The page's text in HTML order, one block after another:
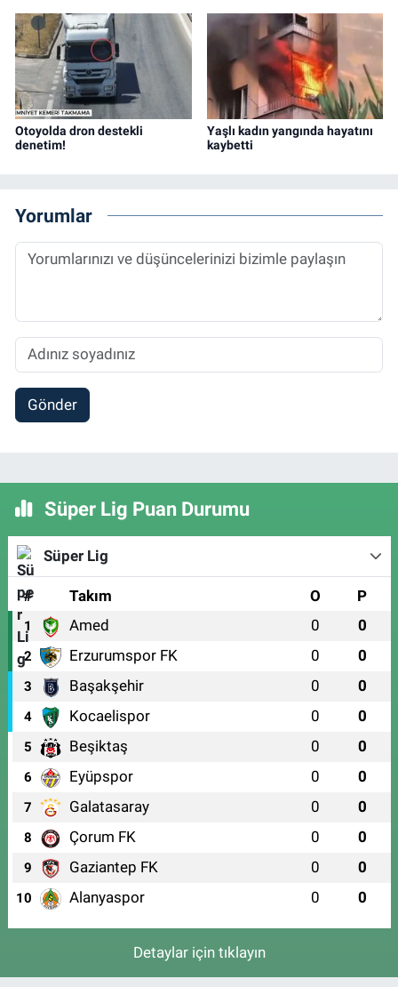
Otoyolda dron destekli
denetim!
Yaşlı kadın yangında hayatını
kaybetti
Yorumlar
Gönder
Süper Lig Puan Durumu
Süper Lig
# Takım O P
1 Amed 0 0
2 Erzurumspor FK 0 0
3 Başakşehir 0 0
4 Kocaelispor 0 0
5 Beşiktaş 0 0
6 Eyüpspor 0 0
7 Galatasaray 0 0
8 Çorum FK 0 0
9 Gaziantep FK 0 0
10 Alanyaspor 0 0
Detaylar için tıklayın